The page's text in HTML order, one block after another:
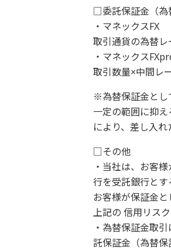
□委託保証金（為
・マネックスFX
取引通貨の為替レ
・マネックス
取引数量×中間レ
※為替保証金とし
一定の範囲に抑
により、差し入
□その他
・当社は、お客
行を受託銀行とす
お客様が保証金
上記の 信用リス
・為替保証金取
託保証金（為替